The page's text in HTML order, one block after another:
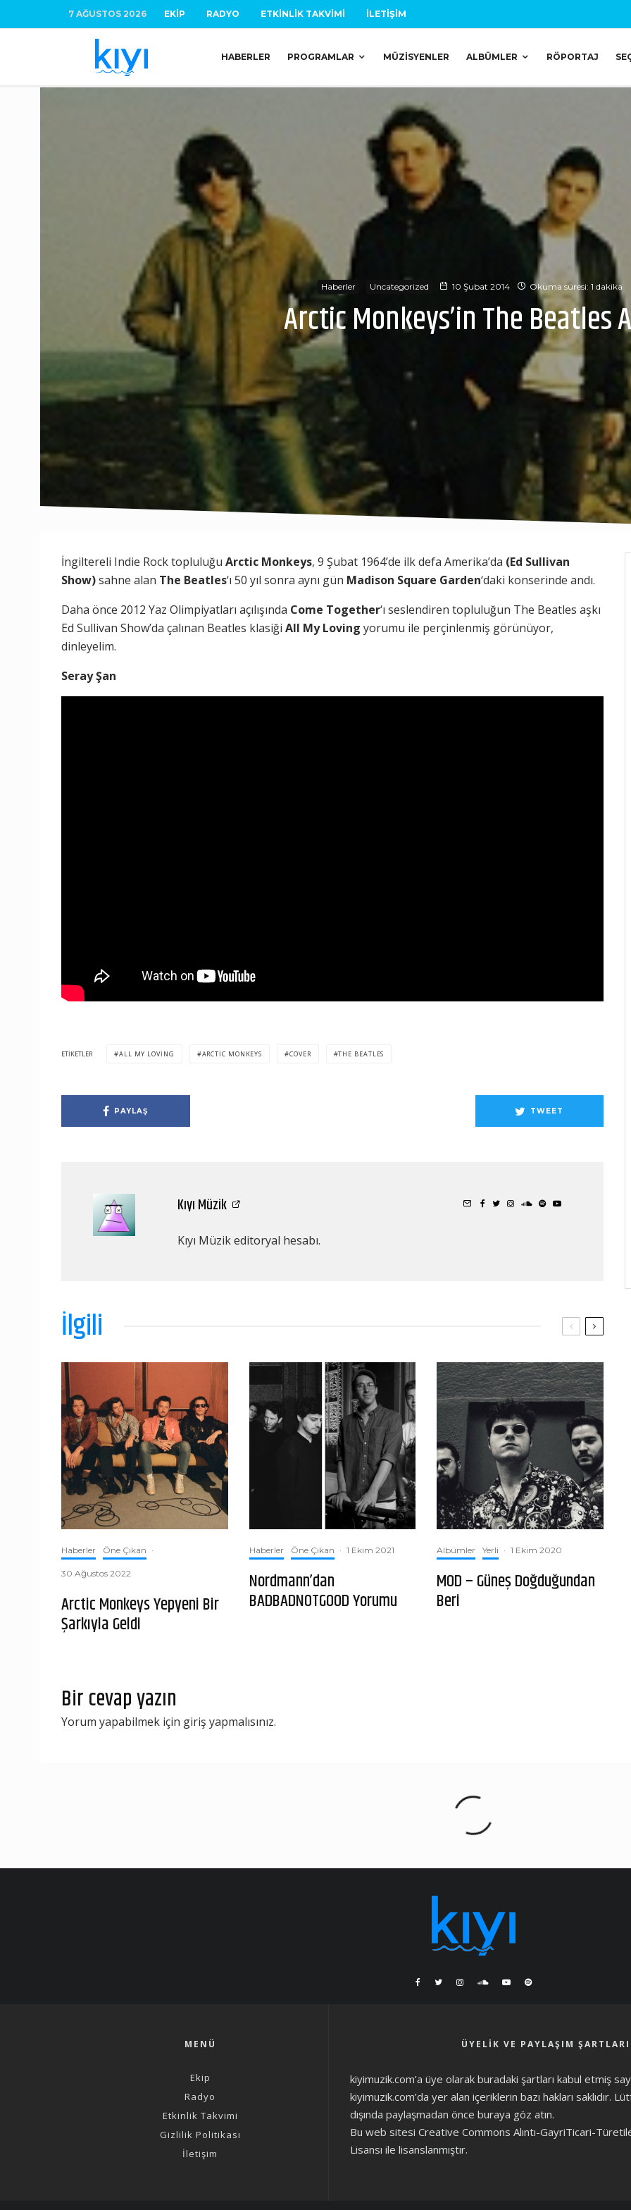
7 AĞUSTOS 2026 EKIP RADYO ETKINLIK TAKVIMI İLETIŞIM
HABERLER PROGRAMLAR MÜZISYENLER ALBÜMLER RÖPORTAJ
Haberler Uncategorized 10 Şubat 2014 Okuma süresi: 1 dakika
Arctic Monkeys’in The Beatles
İngiltereli Indie Rock topluluğu Arctic Monkeys, 9 Şubat 1964’de ilk defa Amerika’da (Ed Sullivan
Show)sahne alan The Beatles‘ı 50 yıl sonra aynı gün Madison Square Garden‘daki konserinde andı.
Daha önce 2012 Yaz Olimpiyatları açılışında Come Together‘ı seslendiren topluluğun The Beatles aşkı
Ed Sullivan Show’da çalınan Beatles klasiği All My Loving yorumu ile perçinlenmiş görünüyor,
dinleyelim.
Seray Şan
ETIKETLER ALL MY LOVING ARCTIC MONKEYS COVER THE BEATLES
PAYLAŞ TWEET
Kıyı Müzik
Kıyı Müzik editoryal hesabı.
İlgili
Haberler Öne Çıkan ·
30 Ağustos 2022
Arctic Monkeys Yepyeni Bir
Şarkıyla Geldi
Haberler Öne Çıkan · 1 Ekim 2021
Nordmann’dan
BADBADNOTGOOD Yorumu
Albümler Yerli · 1 Ekim 2020
MOD – Güneş Doğduğundan
Beri
Bir cevap yazın
Yorum yapabilmek için giriş yapmalısınız.
MENÜ
Ekip
Radyo
Etkinlik Takvimi
Gizlilik Politikası
İletişim
ÜYELIK VE PAYLAŞIM ŞARTLARI
kiyimuzik.com’a üye olarak buradaki şartları kabul etmiş
kiyimuzik.com’da yer alan içeriklerin bazı hakları saklıdır.
dışında paylaşmadan önce buraya göz atın.
Bu web sitesi Creative Commons Alıntı-GayriTicari-
Lisansı ile lisanslanmıştır.